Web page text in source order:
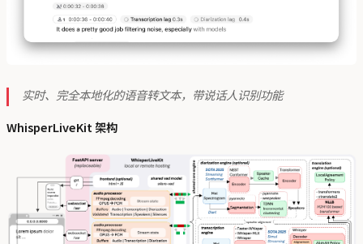
实时、完全本地化的语音转文本，带说话人识别功能
WhisperLiveKit 架构